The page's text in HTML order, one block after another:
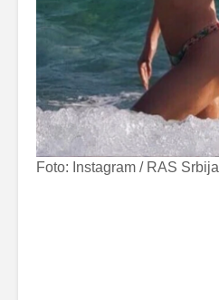
Foto: Instagram / RAS Srbija